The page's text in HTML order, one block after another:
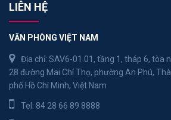
LIÊN HỆ
VĂN PHÒNG VIỆT NAM
Địa chỉ: SAV6-01.01, tầng 1, tháp 6, tòa
28 đường Mai Chí Thọ, phường An Phú,
phố Hồ Chí Minh, Việt Nam
Tel: 84 28 66 89 8888